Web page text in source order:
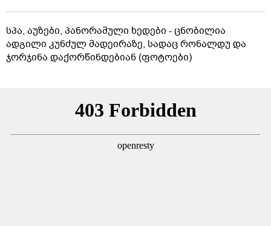
სპა, აუზები, პანორამული ხედები - ცნობილია
ადგილი კუნძულ მადეირაზე, სადაც რონალდუ და
ჯორჯინა დაქორწინდებიან (ფოტოები)